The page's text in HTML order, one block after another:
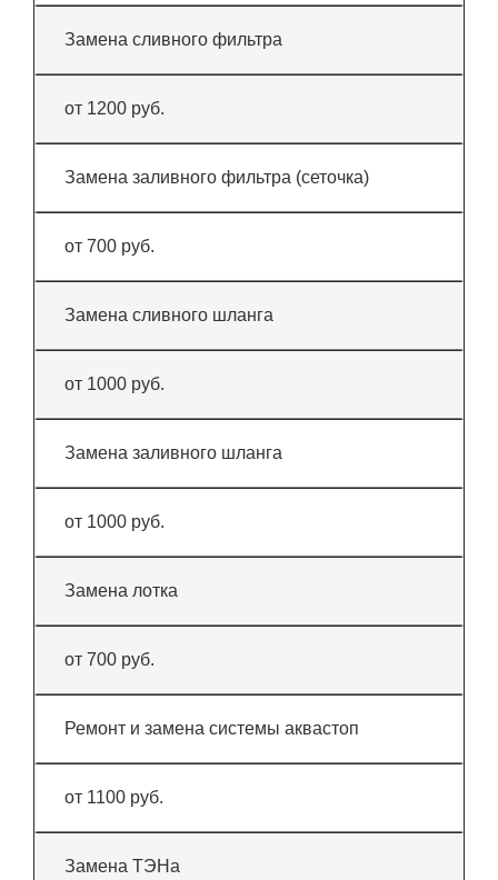
Замена сливного фильтра
от 1200 руб.
Замена заливного фильтра (сеточка)
от 700 руб.
Замена сливного шланга
от 1000 руб.
Замена заливного шланга
от 1000 руб.
Замена лотка
от 700 руб.
Ремонт и замена системы аквастоп
от 1100 руб.
Замена ТЭНа